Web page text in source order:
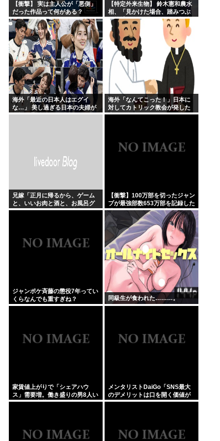
【衝撃】 実は主人公が「悪側」
だった作品って何がある？
【特定外来生物】 鈴木憲和農水
相、「見かけた場合、踏みつぶ
す等捕殺をお願いします」投稿
が反響
海外「最近の日本人はエグイ
な…」 美し過ぎる日本の夫婦が
W杯で世界に見つかってしまう
海外「なんてこった！」日本に
対してカトリック教会が発した
声明に海外からコメントが殺到
兄嫁「正月に帰るから、ゲーム
と、いいお肉と酒と、お風呂グ
ッズの準備しとけよ」寝起きの
【衝撃】100万部を切ったジャン
プが最強部数653万部を記録した
時の週刊少年ジャンプの面子が
ヤバすぎる
ジャンポケ斉藤の懲役7年ってい
くらなんでも重すぎね？
同級生が食われた………。
家賃値上がりで「シェアハウ
ス」需要増。働き盛りの男8人い
れば一軒家暮らしも余裕で毎日
メンタリストDaiGo「SNS最大
のデメリットは口を開く価値が
ない奴が発信できるようになっ